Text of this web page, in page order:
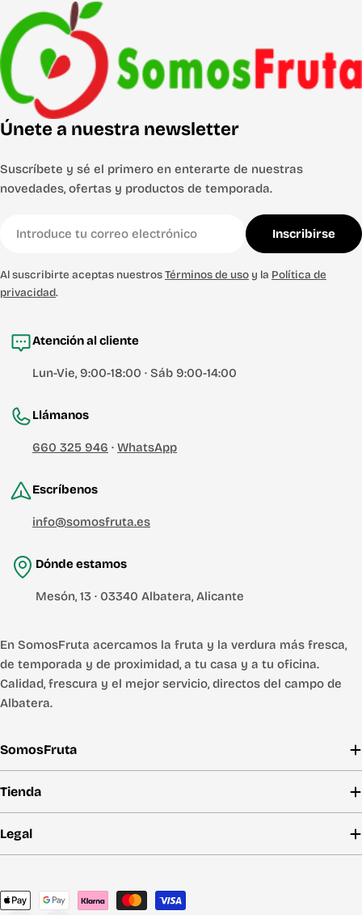
Únete a nuestra newsletter
Suscríbete y sé el primero en enterarte de nuestras
novedades, ofertas y productos de temporada.
electrónico
Inscribirse
Al suscribirte aceptas nuestrosTérminos de uso y la Política de
privacidad.
Atención al cliente
Lun-Vie, 9:00-18:00 · Sáb 9:00-14:00
Llámanos
660 325 946 · WhatsApp
Escríbenos
info@somosfruta.es
Dónde estamos
Mesón, 13 · 03340 Albatera, Alicante
En SomosFruta acercamos la fruta y la verdura más fresca,
de temporada y de proximidad, a tu casa y a tu oficina.
Calidad, frescura y el mejor servicio, directos del campo de
Albatera.
SomosFruta
Tienda
Legal
Métodos